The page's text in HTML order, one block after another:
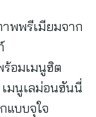
พพรีเมียมจาก
ร้อมเมนูฮิต
มนูเลม่อนฮันนี่
แบบจุใจ